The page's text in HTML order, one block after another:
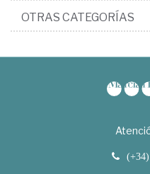
OTRAS CATEGORÍAS